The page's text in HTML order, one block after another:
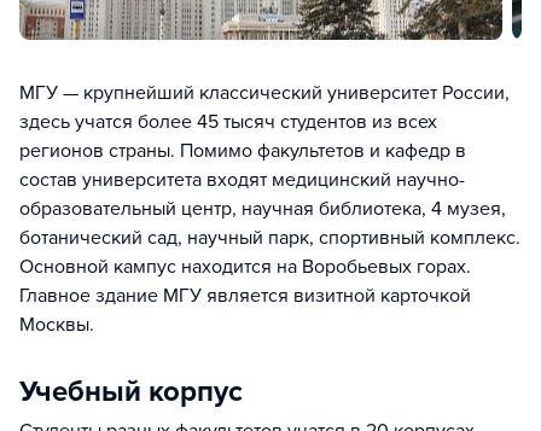
МГУ — крупнейший классический университет России,
здесь учатся более 45 тысяч студентов из всех
регионов страны. Помимо факультетов и кафедр в
состав университета входят медицинский научно-
образовательный центр, научная библиотека, 4 музея,
ботанический сад, научный парк, спортивный комплекс.
Основной кампус находится на Воробьевых горах.
Главное здание МГУ является визитной карточкой
Москвы.
Учебный корпус